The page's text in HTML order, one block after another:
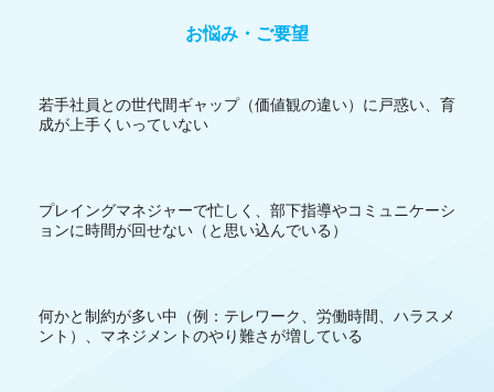
お悩み・ご要望
若手社員との世代間ギャップ（価値観の違い）に戸惑い、育
成が上手くいっていない
プレイングマネジャーで忙しく、部下指導やコミュニケーシ
ョンに時間が回せない（と思い込んでいる）
何かと制約が多い中（例：テレワーク、労働時間、ハラスメ
ント）、マネジメントのやり難さが増している